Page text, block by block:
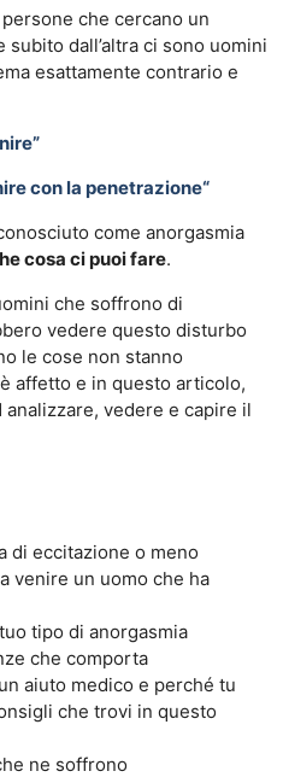
che cercano un
dall’altra ci sono uomini
esattamente contrario e
con la penetrazione“
come anorgasmia
cosa ci puoi fare.
che soffrono di
vedere questo disturbo
le cose non stanno
affetto e in questo articolo,
vedere e capire il
di eccitazione o meno
venire un uomo che ha
tipo di anorgasmia
che comporta
aiuto medico e perché tu
che trovi in questo
ne soffrono